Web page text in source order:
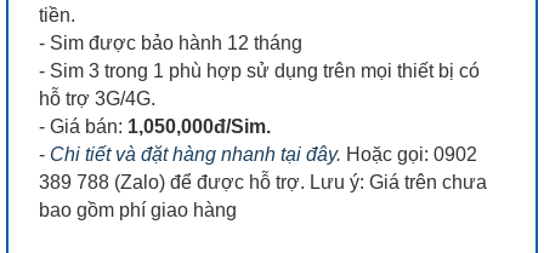
tiền.
- Sim được bảo hành 12 tháng
- Sim 3 trong 1 phù hợp sử dụng trên mọi thiết bị có
hỗ trợ 3G/4G.
- Giá bán: 1,050,000đ/Sim.
- Chi tiết và đặt hàng nhanh tại đây. Hoặc gọi: 0902
389 788 (Zalo) để được hỗ trợ. Lưu ý: Giá trên chưa
bao gồm phí giao hàng